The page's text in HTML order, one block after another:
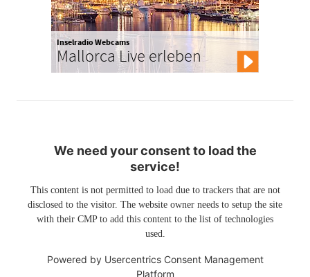
Inselradio Webcams
Mallorca Live erleben
We need your consent to load the
service!
This content is not permitted to load due to trackers that are not
disclosed to the visitor. The website owner needs to setup the site
with their CMP to add this content to the list of technologies
used.
Powered by Usercentrics Consent Management
Platform